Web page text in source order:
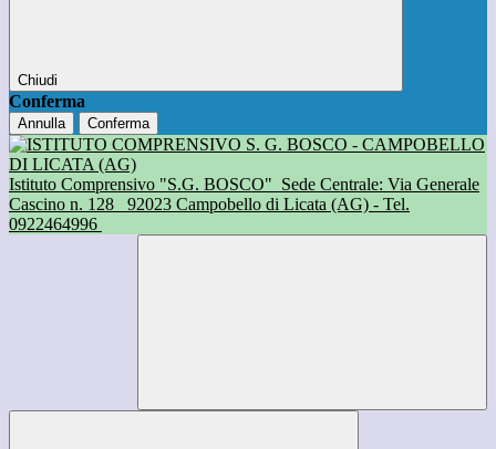
Chiudi
Conferma
Annulla Conferma
Istituto Comprensivo "S.G. BOSCO" Sede Centrale: Via Generale
Cascino n. 128
92023 Campobello di Licata (AG) - Tel.
0922464996